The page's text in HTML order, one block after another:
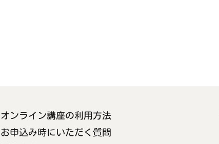
オンライン講座の利用方法
お申込み時にいただく質問